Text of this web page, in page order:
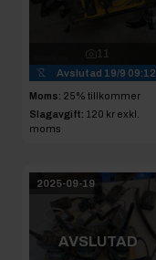
11
Avslutad 19/9 09:12
Moms: 25% tillkommer
Slagavgift: 120 kr exkl.
moms
2025-09-19
AVSLUTAD